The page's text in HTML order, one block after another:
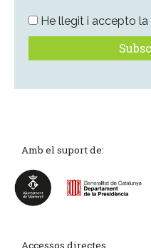
He llegit i accepto la
Amb el suport de:
Accessos directes